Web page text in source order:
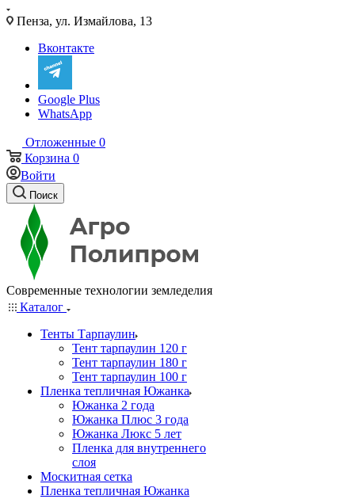
Пенза, ул. Измайлова, 13
Вконтакте
Google Plus
WhatsApp
Отложенные 0
Корзина 0
Войти
Поиск
Современные технологии земледелия
Каталог
Тенты Тарпаулин
Тент тарпаулин 120 г
Тент тарпаулин 180 г
Тент тарпаулин 100 г
Пленка тепличная Южанка
Южанка 2 года
Южанка Плюс 3 года
Южанка Люкс 5 лет
Пленка для внутреннего
слоя
Москитная сетка
Пленка тепличная Южанка